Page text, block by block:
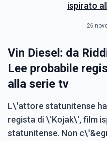
ispirato
26
Vin Diesel: da
Lee probabile
alla serie tv
L\'attore statunitense
regista di \'Kojak\', film
statunitense. Non